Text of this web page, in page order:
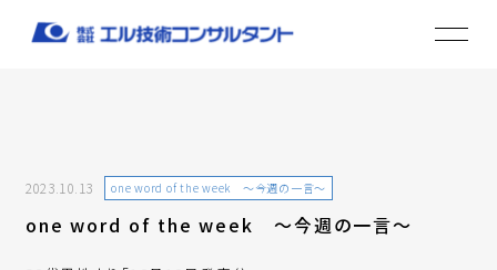
2023.10.13 one word of the week ～今週の一言～
one word of the week ～今週の一言～